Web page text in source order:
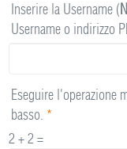
Inserire la Username (
Username o indirizzo
Eseguire l'operazione
basso. *
2 + 2 =